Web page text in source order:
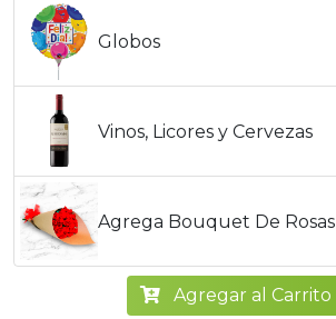
Globos
Vinos, Licores y Cervezas
Agrega Bouquet De Rosas
Agregar al Carrito